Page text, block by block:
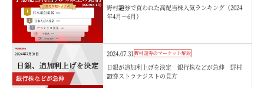
野村證券で買われた高配当株人気ランキング（2024
年4月～6月）
2024.07.31 野村證券のマーケット解説
日銀が追加利上げを決定 銀行株などが急伸 野村
證券ストラテジストの見方